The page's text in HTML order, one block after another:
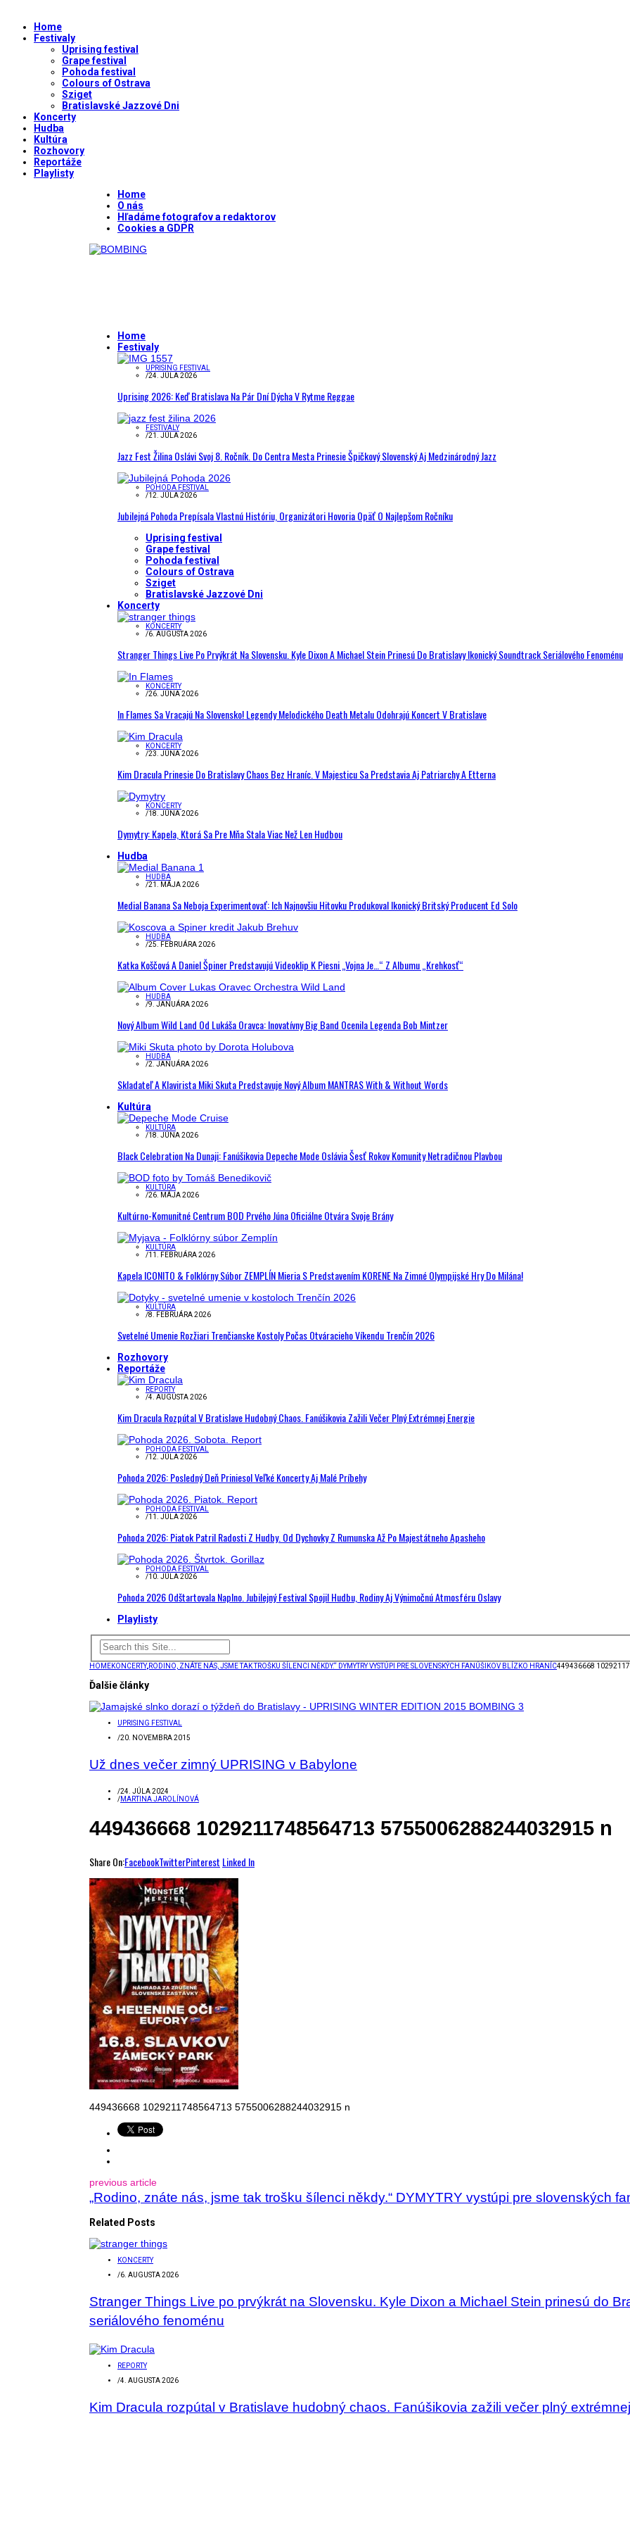
Home
Festivaly
Uprising festival
Grape festival
Pohoda festival
Colours of Ostrava
Sziget
Bratislavské Jazzové Dni
Koncerty
Hudba
Kultúra
Rozhovory
Reportáže
Playlisty
Home
O nás
Hľadáme fotografov a redaktorov
Cookies a GDPR
Home
Festivaly
UPRISING FESTIVAL
/24. JÚLA 2026
Uprising 2026: Keď Bratislava Na Pár Dní Dýcha V Rytme Reggae
FESTIVALY
/21. JÚLA 2026
Jazz Fest Žilina Oslávi Svoj 8. Ročník. Do Centra Mesta Prinesie Špičkový Slovenský Aj Medzinárodný Jazz
POHODA FESTIVAL
/12. JÚLA 2026
Jubilejná Pohoda Prepísala Vlastnú Históriu, Organizátori Hovoria Opäť O Najlepšom Ročníku
Uprising festival
Grape festival
Pohoda festival
Colours of Ostrava
Sziget
Bratislavské Jazzové Dni
Koncerty
KONCERTY
/6. AUGUSTA 2026
Stranger Things Live Po Prvýkrát Na Slovensku. Kyle Dixon A Michael Stein Prinesú Do Bratislavy Ikonický Soundtrack Seriálového Fenoménu
KONCERTY
/26. JÚNA 2026
In Flames Sa Vracajú Na Slovensko! Legendy Melodického Death Metalu Odohrajú Koncert V Bratislave
KONCERTY
/23. JÚNA 2026
Kim Dracula Prinesie Do Bratislavy Chaos Bez Hraníc. V Majesticu Sa Predstavia Aj Patriarchy A Etterna
KONCERTY
/18. JÚNA 2026
Dymytry: Kapela, Ktorá Sa Pre Mňa Stala Viac Než Len Hudbou
Hudba
HUDBA
/21. MÁJA 2026
Medial Banana Sa Neboja Experimentovať: Ich Najnovšiu Hitovku Produkoval Ikonický Britský Producent Ed Solo
HUDBA
/25. FEBRUÁRA 2026
Katka Koščová A Daniel Špiner Predstavujú Videoklip K Piesni „Vojna Je…“ Z Albumu „Krehkosť“
HUDBA
/9. JANUÁRA 2026
Nový Album Wild Land Od Lukáša Oravca: Inovatívny Big Band Ocenila Legenda Bob Mintzer
HUDBA
/2. JANUÁRA 2026
Skladateľ A Klavirista Miki Skuta Predstavuje Nový Album MANTRAS With & Without Words
Kultúra
KULTÚRA
/18. JÚNA 2026
Black Celebration Na Dunaji: Fanúšikovia Depeche Mode Oslávia Šesť Rokov Komunity Netradičnou Plavbou
KULTÚRA
/26. MÁJA 2026
Kultúrno-Komunitné Centrum BOD Prvého Júna Oficiálne Otvára Svoje Brány
KULTÚRA
/11. FEBRUÁRA 2026
Kapela ICONITO & Folklórny Súbor ZEMPLÍN Mieria S Predstavením KORENE Na Zimné Olympijské Hry Do Milána!
KULTÚRA
/8. FEBRUÁRA 2026
Svetelné Umenie Rozžiari Trenčianske Kostoly Počas Otváracieho Víkendu Trenčín 2026
Rozhovory
Reportáže
REPORTY
/4. AUGUSTA 2026
Kim Dracula Rozpútal V Bratislave Hudobný Chaos. Fanúšikovia Zažili Večer Plný Extrémnej Energie
POHODA FESTIVAL
/12. JÚLA 2026
Pohoda 2026: Posledný Deň Priniesol Veľké Koncerty Aj Malé Príbehy
POHODA FESTIVAL
/11. JÚLA 2026
Pohoda 2026: Piatok Patril Radosti Z Hudby. Od Dychovky Z Rumunska Až Po Majestátneho Apasheho
POHODA FESTIVAL
/10. JÚLA 2026
Pohoda 2026 Odštartovala Naplno. Jubilejný Festival Spojil Hudbu, Rodiny Aj Výnimočnú Atmosféru Oslavy
Playlisty
HOMEKONCERTY„RODINO, ZNÁTE NÁS, JSME TAK TROŠKU ŠÍLENCI NĚKDY.“ DYMYTRY VYSTÚPI PRE SLOVENSKÝCH FANÚŠIKOV BLÍZKO HRANÍC449436668
Ďalšie články
UPRISING FESTIVAL
/20. NOVEMBRA 2015
Už dnes večer zimný UPRISING v Babylone
/24. JÚLA 2024
/MARTINA JAROLÍNOVÁ
449436668 1029211748564713 5755006288244032915 n
Share On:FacebookTwitterPinterest Linked In
449436668 1029211748564713 5755006288244032915 n
previous article
„Rodino, znáte nás, jsme tak trošku šílenci někdy.“ DYMYTRY vystúpi pre slovenských
Related Posts
KONCERTY
/6. AUGUSTA 2026
Stranger Things Live po prvýkrát na Slovensku. Kyle Dixon a Michael Stein prinesú do
seriálového fenoménu
REPORTY
/4. AUGUSTA 2026
Kim Dracula rozpútal v Bratislave hudobný chaos. Fanúšikovia zažili večer plný